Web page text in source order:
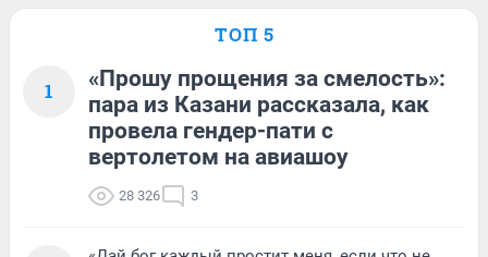
ТОП 5
1
«Прошу прощения за смелость»:
пара из Казани рассказала, как
провела гендер-пати с
вертолетом на авиашоу
28 326 3